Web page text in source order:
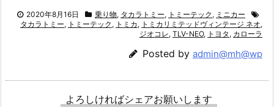
2020年8月16日 乗り物, タカラトミー, トミーテック , ミニカー
タカラトミー, トミーテック , トミカ , トミカリミテッドヴィンテージ ネオ,
ジオコレ, TLV-NEO, トヨタ , カローラ
Posted by admin@mh@wp
よろしければシェアお願いします